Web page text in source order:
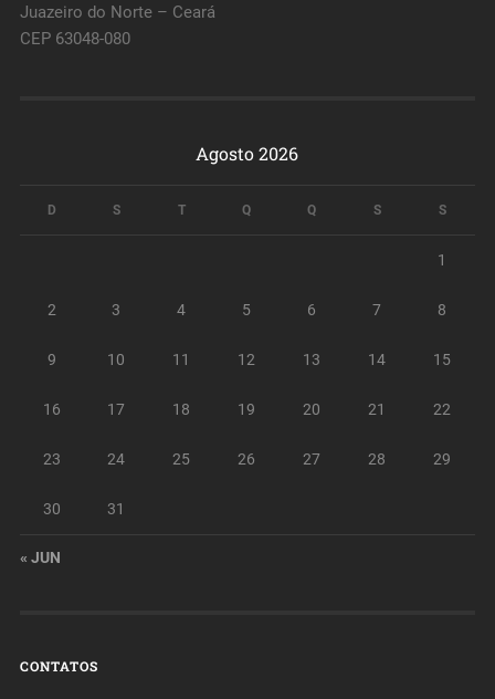
Juazeiro do Norte – Ceará
CEP 63048-080
Agosto 2026
D S T Q Q S S
1
2 3 4 5 6 7 8
9 10 11 12 13 14 15
16 17 18 19 20 21 22
23 24 25 26 27 28 29
30 31
« JUN
CONTATOS